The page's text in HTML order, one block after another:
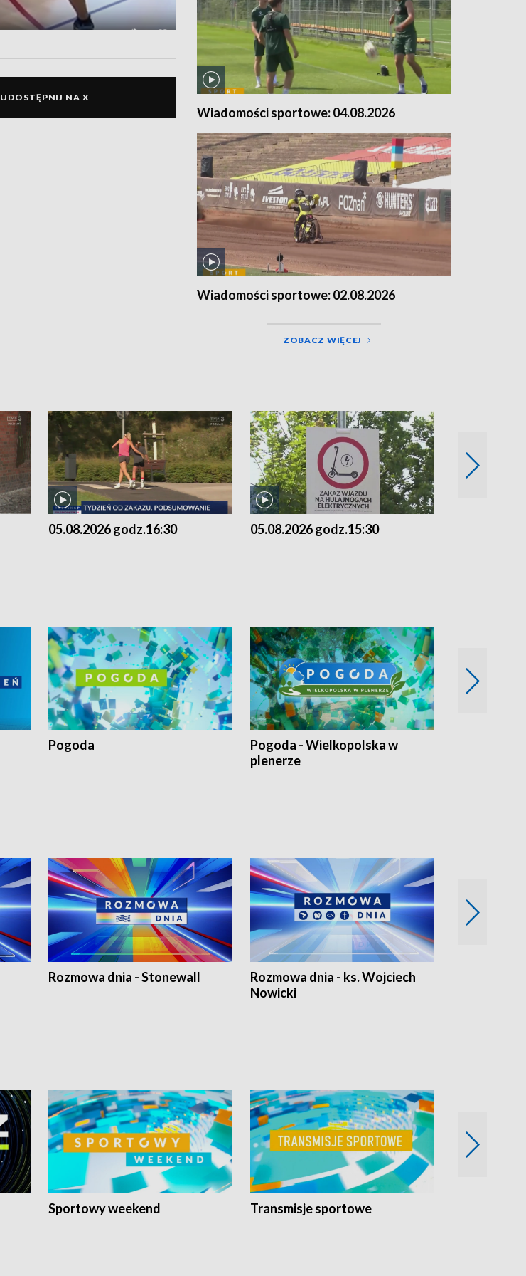
UDOSTĘPNIJ NA X
Wiadomości sportowe: 04.08.2026
Wiadomości sportowe: 02.08.2026
ZOBACZ WIĘCEJ
05.08.2026 godz.16:30 05.08.2026 godz.15:30
Pogoda
Pogoda - Wielkopolska w
plenerze
Rozmowa dnia - Stonewall
Rozmowa dnia - ks. Wojciech
Nowicki
Sportowy weekend Transmisje sportowe